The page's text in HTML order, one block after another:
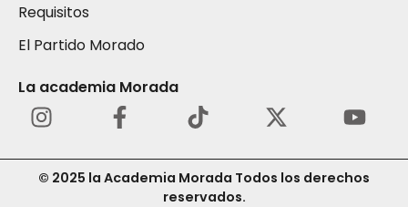
Requisitos
El Partido Morado
La academia Morada
© 2025 la Academia Morada Todos los derechos
reservados.